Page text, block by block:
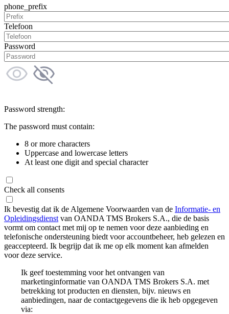
phone_prefix
Telefoon
Password
Password strength:
The password must contain:
8 or more characters
Uppercase and lowercase letters
At least one digit and special character
Check all consents
Ik bevestig dat ik de Algemene Voorwaarden van de Informatie- en
Opleidingsdienst van OANDA TMS Brokers S.A., die de basis
vormt om contact met mij op te nemen voor deze aanbieding en
telefonische ondersteuning biedt voor accountbeheer, heb gelezen en
geaccepteerd. Ik begrijp dat ik me op elk moment kan afmelden
voor deze service.
Ik geef toestemming voor het ontvangen van
marketinginformatie van OANDA TMS Brokers S.A. met
betrekking tot producten en diensten, bijv. nieuws en
aanbiedingen, naar de contactgegevens die ik heb opgegeven
via: